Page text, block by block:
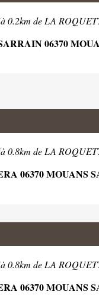
0.2km de LA
06370
0.8km de LA
06370 MOUANS
0.8km de LA
06370 MOUANS